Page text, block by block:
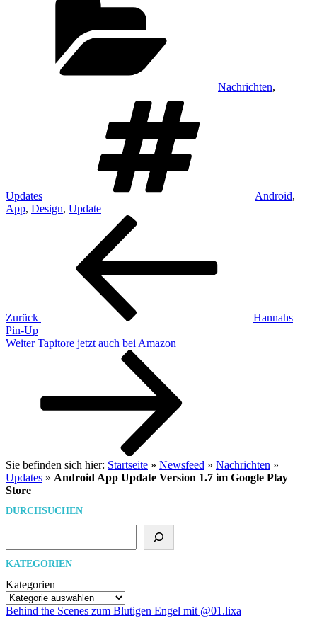
Nachrichten,
Updates Android,
App, Design, Update
Beitragsnavigation
Zurück
Hannahs
Pin-Up
Nächster
Weiter Tapitore jetzt auch bei Amazon
Sie befinden sich hier: Startseite » Newsfeed » Nachrichten »
Updates » Android App Update Version 1.7 im Google Play
Store
DURCHSUCHEN
KATEGORIEN
Kategorien
Behind the Scenes zum Blutigen Engel mit @01.lixa